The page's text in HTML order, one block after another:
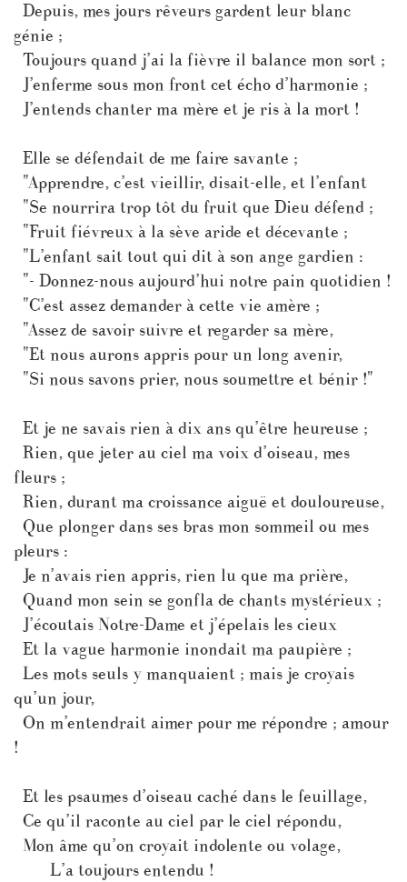
Depuis, mes jours rêveurs gardent leur blanc
génie ;
Toujours quand j’ai la fièvre il balance mon sort ;
J’enferme sous mon front cet écho d’harmonie ;
J’entends chanter ma mère et je ris à la mort !
Elle se défendait de me faire savante ;
"Apprendre, c’est vieillir, disait-elle, et l’enfant
"Se nourrira trop tôt du fruit que Dieu défend ;
"Fruit fiévreux à la sève aride et décevante ;
"L’enfant sait tout qui dit à son ange gardien :
"- Donnez-nous aujourd’hui notre pain quotidien !
"C’est assez demander à cette vie amère ;
"Assez de savoir suivre et regarder sa mère,
"Et nous aurons appris pour un long avenir,
"Si nous savons prier, nous soumettre et bénir !"
Et je ne savais rien à dix ans qu’être heureuse ;
Rien, que jeter au ciel ma voix d’oiseau, mes
fleurs ;
Rien, durant ma croissance aiguë et douloureuse,
Que plonger dans ses bras mon sommeil ou mes
pleurs :
Je n’avais rien appris, rien lu que ma prière,
Quand mon sein se gonfla de chants mystérieux ;
J’écoutais Notre-Dame et j’épelais les cieux
Et la vague harmonie inondait ma paupière ;
Les mots seuls y manquaient ; mais je croyais
qu’un jour,
On m’entendrait aimer pour me répondre ; amour
!
Et les psaumes d’oiseau caché dans le feuillage,
Ce qu’il raconte au ciel par le ciel répondu,
Mon âme qu’on croyait indolente ou volage,
L’a toujours entendu !